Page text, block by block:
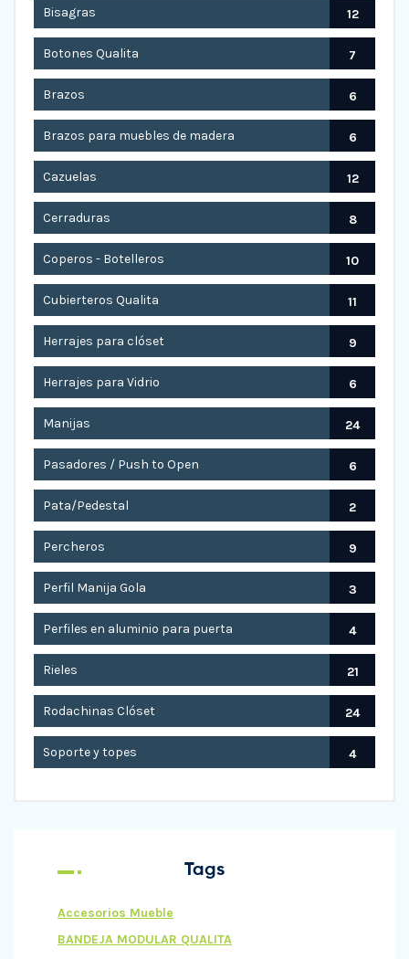
Bisagras 12
Botones Qualita 7
Brazos 6
Brazos para muebles de madera 6
Cazuelas 12
Cerraduras 8
Coperos - Botelleros 10
Cubierteros Qualita 11
Herrajes para clóset 9
Herrajes para Vidrio 6
Manijas 24
Pasadores / Push to Open 6
Pata/Pedestal 2
Percheros 9
Perfil Manija Gola 3
Perfiles en aluminio para puerta 4
Rieles 21
Rodachinas Clóset 24
Soporte y topes 4
Tags
Accesorios Mueble
BANDEJA MODULAR QUALITA